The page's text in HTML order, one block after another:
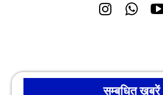
सम्बधित ख़बरें